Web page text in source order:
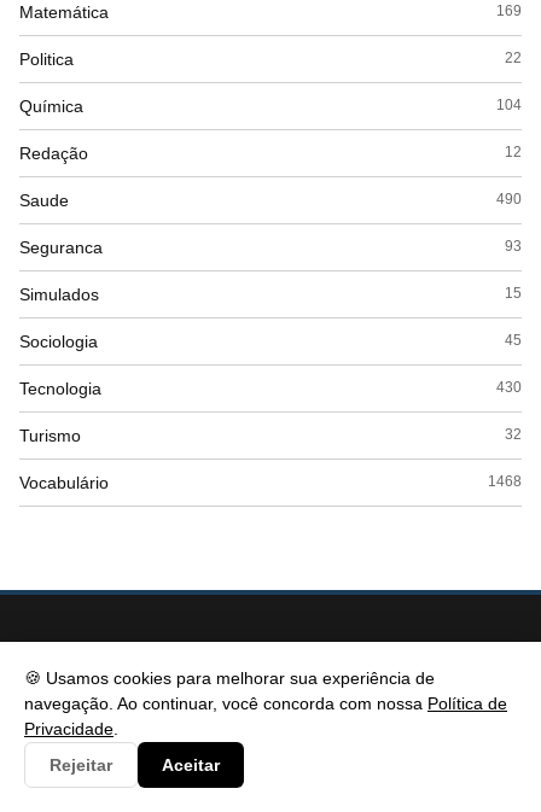
🍪 Usamos cookies para melhorar sua experiência de
navegação. Ao continuar, você concorda com nossa Política de
Privacidade
Rejeitar
Aceitar
Matemática 169
Politica 22
Química 104
Redação 12
Saude 490
Seguranca 93
Simulados 15
Sociologia 45
Tecnologia 430
Turismo 32
Vocabulário 1468